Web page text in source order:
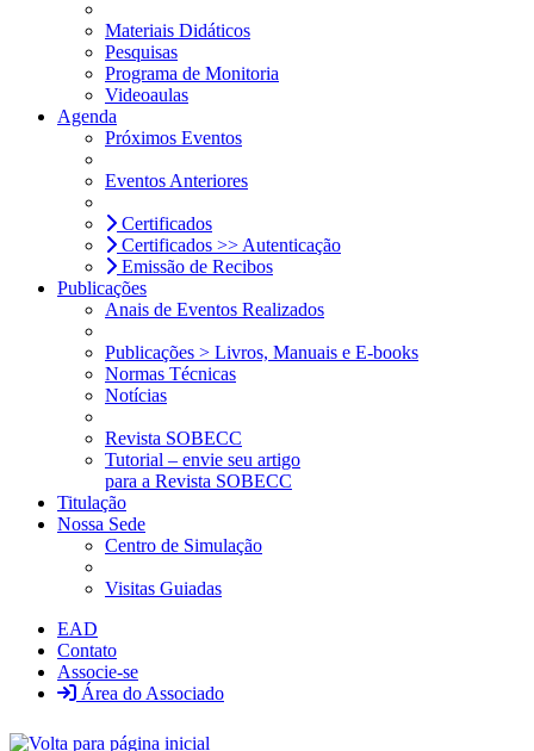
Materiais Didáticos
Pesquisas
Programa de Monitoria
Videoaulas
Agenda
Próximos Eventos
Eventos Anteriores
Certificados
Certificados >> Autenticação
Emissão de Recibos
Publicações
Anais de Eventos Realizados
Publicações > Livros, Manuais e E-books
Normas Técnicas
Notícias
Revista SOBECC
Tutorial – envie seu artigo
para a Revista SOBECC
Titulação
Nossa Sede
Centro de Simulação
Visitas Guiadas
EAD
Contato
Associe-se
Área do Associado